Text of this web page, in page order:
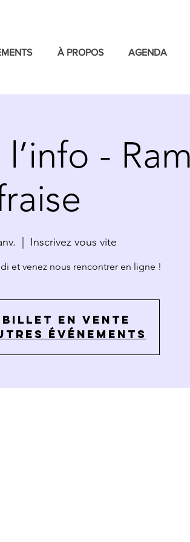
À PROPOS AGENDA
-
Inscrivez vous vite
et venez nous rencontrer en ligne !
billet en vente
événements